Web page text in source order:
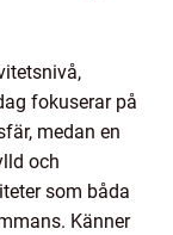
fokuserar på
medan en
och
som båda
Känner